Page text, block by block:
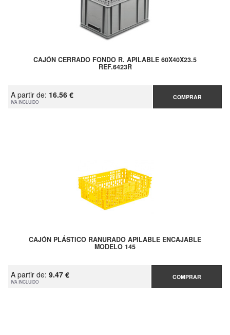
CAJÓN CERRADO FONDO R. APILABLE 60X40X23.5
REF.6423R
A partir de: 16.56 €
IVA INCLUIDO
COMPRAR
CAJÓN PLÁSTICO RANURADO APILABLE ENCAJABLE
MODELO 145
A partir de: 9.47 €
IVA INCLUIDO
COMPRAR